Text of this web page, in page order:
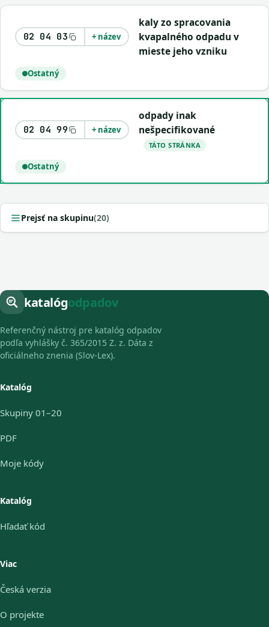
02 04 03 + název
kaly zo spracovania
kvapalného odpadu v
mieste jeho vzniku
Ostatný
02 04 99 + název
odpady inak
nešpecifikované
TÁTO STRÁNKA
Ostatný
Prejsť na skupinu(20)
katalógodpadov
Referenčný nástroj pre katalóg odpadov
podľa vyhlášky č. 365/2015 Z. z. Dáta z
oficiálneho znenia (Slov-Lex).
Katalóg
Skupiny 01–20
PDF
Moje kódy
Katalóg
Hľadať kód
Viac
Česká verzia
O projekte